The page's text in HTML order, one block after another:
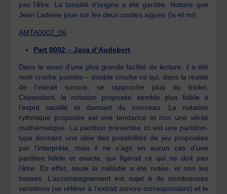
pas l’être. La tonalité d’origine a été gardée. Notons que
Jean Ladevie joue sur les deux cordes aigues (la et mi).
AMTA0002_06
Part 0002 – Java d’Audebert
Dans le souci d’une plus grande facilité de lecture, il a été
noté croche pointée – double croche ce qui, dans la réalité
de l’extrait sonore, se rapproche plus du triolet.
Cependant, la notation proposée semble plus fidèle à
l’esprit sautillé et dansant du morceau. La notation
rythmique proposée est une tendance et non une vérité
mathématique. La partition présentée ici est une partition-
type donnant une idée des possibilités de jeu proposées
par l’interprète, mais il ne s’agit en aucun cas d’une
partition fidèle et exacte, qui figerait ce qui ne doit pas
l’être. En effet, seule la mélodie a été notée, et non les
basses. L’accompagnement est sujet à de nombreuses
variations (se référer à l’extrait sonore correspondant) et le